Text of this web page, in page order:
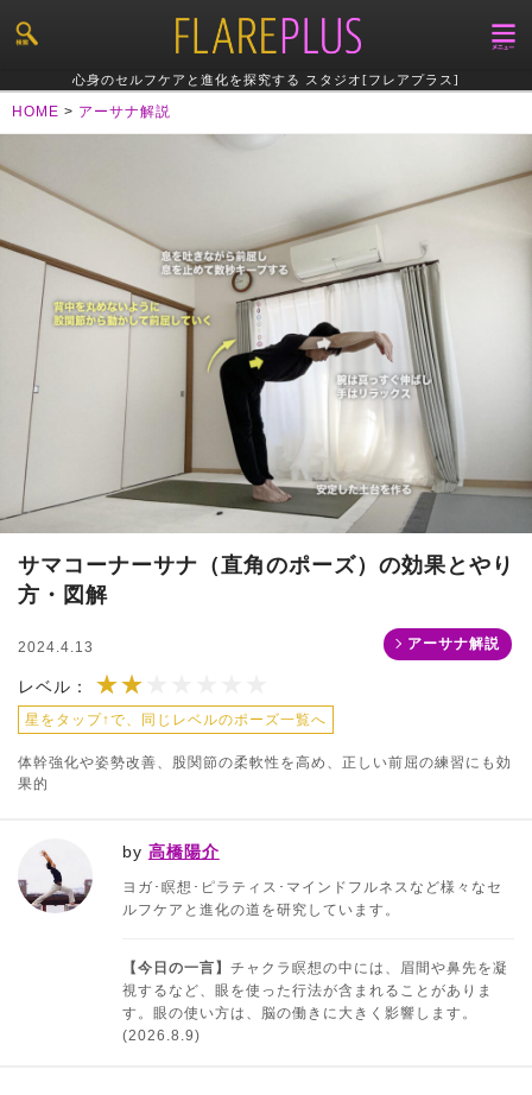
心身のセルフケアと進化を探究する スタジオ[フレアプラス]
HOME > アーサナ解説
サマコーナーサナ（直角のポーズ）の効果とやり
方・図解
2024.4.13 アーサナ解説
レベル： ★★
★★★★★★★
星をタップ↑で、同じレベルのポーズ一覧へ
体幹強化や姿勢改善、股関節の柔軟性を高め、正しい前屈の練習にも効
果的
by 高橋陽介
ヨガ･瞑想･ピラティス･マインドフルネスなど様々なセ
ルフケアと進化の道を研究しています。
【今日の一言】 チャクラ瞑想の中には、眉間や鼻先を凝
視するなど、眼を使った行法が含まれることがありま
す。眼の使い方は、脳の働きに大きく影響します。
(2026.8.9)